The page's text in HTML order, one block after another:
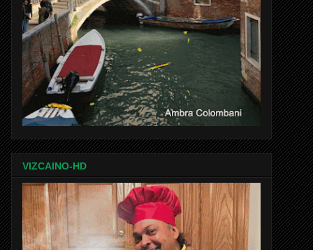
VIZCAINO-HD